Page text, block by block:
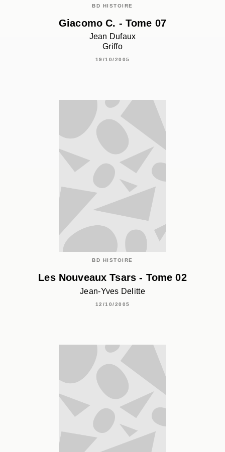
BD HISTOIRE
Giacomo C. - Tome 07
Jean Dufaux
Griffo
19/10/2005
BD HISTOIRE
Les Nouveaux Tsars - Tome 02
Jean-Yves Delitte
12/10/2005